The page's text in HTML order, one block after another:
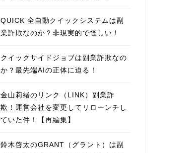
QUICK 全自動クイックシステムは副
業詐欺なのか？非現実的で怪しい！
クイックサイドジョブは副業詐欺なの
か？最先端AIの正体に迫る！
金山莉緒のリンク（LINK）副業詐
欺！運営会社を変更してリローンチし
ていた件！【再編集】
鈴木啓太のGRANT（グラント）は副